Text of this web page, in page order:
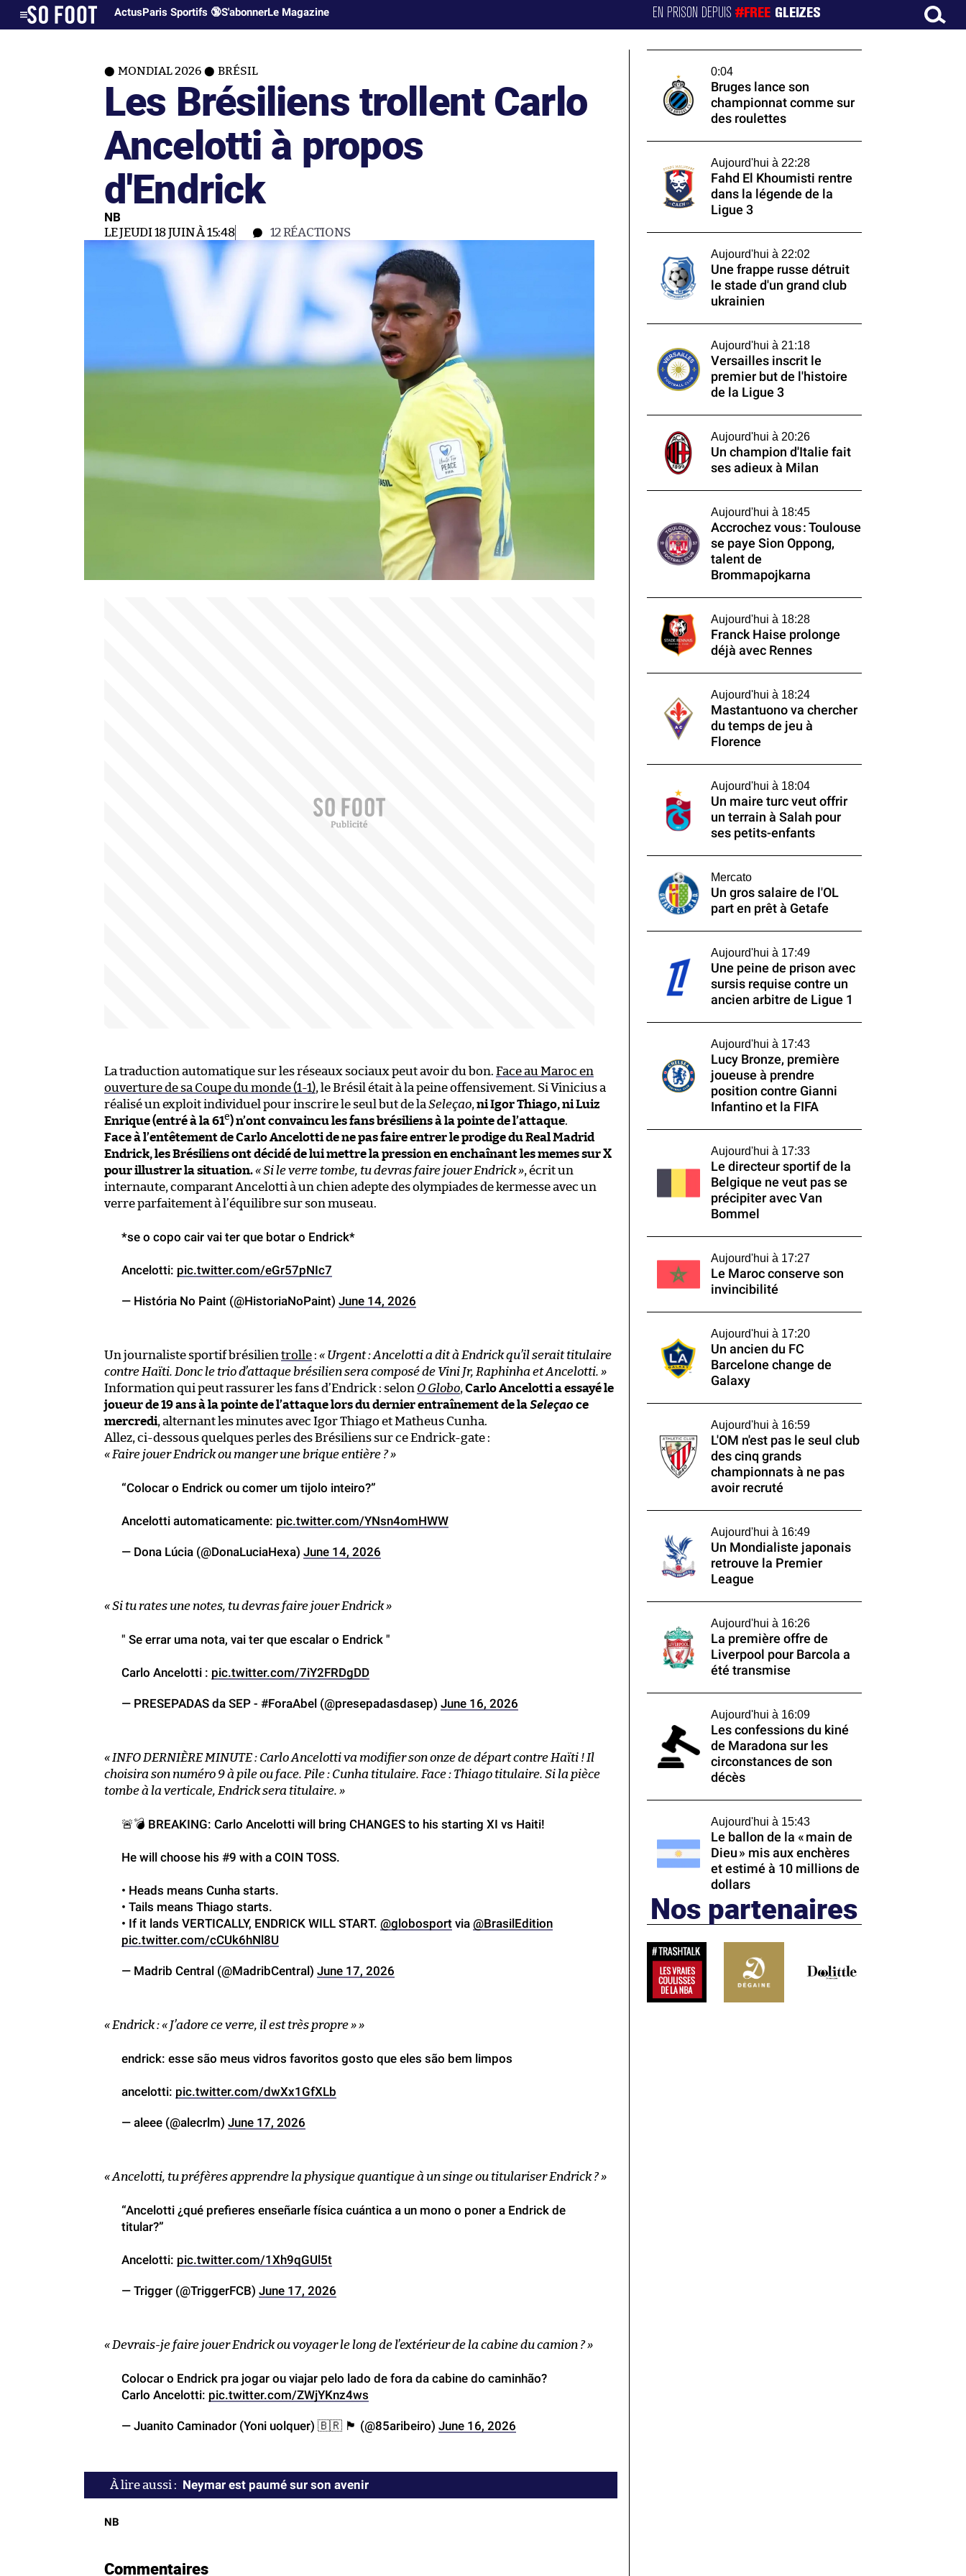
ActusParis Sportifs 🔞S'abonnerLe Magazine EN PRISON DEPUIS#FREE GLEIZES
MONDIAL 2026 BRÉSIL
Les Brésiliens trollent Carlo
Ancelotti à propos
d'Endrick
NB
LE JEUDI 18 JUIN À 15:48 12RÉACTIONS
La traduction automatique sur les réseaux sociaux peut avoir du bon. Face au Maroc en
ouverture de sa Coupe du monde (1-1), le Brésil était à la peine offensivement. Si Vinicius a
réalisé un exploit individuel pour inscrire le seul but de la Seleçao, ni Igor Thiago, ni Luiz
Enrique (entré à la 61e) n’ont convaincu les fans brésiliens à la pointe de l’attaque.
Face à l’entêtement de Carlo Ancelotti de ne pas faire entrer le prodige du Real Madrid
Endrick, les Brésiliens ont décidé de lui mettre la pression en enchaînant les memes sur X
pour illustrer la situation.« Si le verre tombe, tu devras faire jouer Endrick », écrit un
internaute, comparant Ancelotti à un chien adepte des olympiades de kermesse avec un
verre parfaitement à l’équilibre sur son museau.
*se o copo cair vai ter que botar o Endrick*
Ancelotti: pic.twitter.com/eGr57pNIc7
— História No Paint (@HistoriaNoPaint) June 14, 2026
Un journaliste sportif brésilien trolle : « Urgent : Ancelotti a dit à Endrick qu’il serait titulaire
contre Haïti. Donc le trio d’attaque brésilien sera composé de Vini Jr, Raphinha et Ancelotti. »
Information qui peut rassurer les fans d’Endrick : selon O Globo, Carlo Ancelotti a essayé le
joueur de 19 ans à la pointe de l’attaque lors du dernier entraînement de laSeleçao ce
mercredi, alternant les minutes avec Igor Thiago et Matheus Cunha.
Allez, ci-dessous quelques perles des Brésiliens sur ce Endrick-gate :
« Faire jouer Endrick ou manger une brique entière ? »
“Colocar o Endrick ou comer um tijolo inteiro?”
Ancelotti automaticamente: pic.twitter.com/YNsn4omHWW
— Dona Lúcia (@DonaLuciaHexa) June 14, 2026
« Si tu rates une notes, tu devras faire jouer Endrick »
" Se errar uma nota, vai ter que escalar o Endrick "
Carlo Ancelotti : pic.twitter.com/7iY2FRDgDD
— PRESEPADAS da SEP - #ForaAbel (@presepadasdasep) June 16, 2026
« INFO DERNIÈRE MINUTE : Carlo Ancelotti va modifier son onze de départ contre Haïti ! Il
choisira son numéro 9 à pile ou face. Pile : Cunha titulaire. Face : Thiago titulaire. Si la pièce
tombe à la verticale, Endrick sera titulaire. »
🚨💣 BREAKING: Carlo Ancelotti will bring CHANGES to his starting XI vs Haiti!
He will choose his #9 with a COIN TOSS.
• Heads means Cunha starts.
• Tails means Thiago starts.
• If it lands VERTICALLY, ENDRICK WILL START. @globosport via @BrasilEdition
pic.twitter.com/cCUk6hNl8U
— Madrib Central (@MadribCentral) June 17, 2026
« Endrick : « J’adore ce verre, il est très propre » »
endrick: esse são meus vidros favoritos gosto que eles são bem limpos
ancelotti: pic.twitter.com/dwXx1GfXLb
— aleee (@alecrlm) June 17, 2026
« Ancelotti, tu préfères apprendre la physique quantique à un singe ou titulariser Endrick ? »
“Ancelotti ¿qué prefieres enseñarle física cuántica a un mono o poner a Endrick de
titular?”
Ancelotti: pic.twitter.com/1Xh9qGUl5t
— Trigger (@TriggerFCB) June 17, 2026
« Devrais-je faire jouer Endrick ou voyager le long de l’extérieur de la cabine du camion ? »
Colocar o Endrick pra jogar ou viajar pelo lado de fora da cabine do caminhão?
Carlo Ancelotti: pic.twitter.com/ZWjYKnz4ws
— Juanito Caminador (Yoni uolquer) 🇧🇷 🏴 (@85aribeiro) June 16, 2026
Neymar est paumé sur son avenir
NB
Commentaires
0:04
Bruges lance son
championnat comme sur
des roulettes
Aujourd'hui à 22:28
Fahd El Khoumisti rentre
dans la légende de la
Ligue 3
Aujourd'hui à 22:02
Une frappe russe détruit
le stade d'un grand club
ukrainien
Aujourd'hui à 21:18
Versailles inscrit le
premier but de l'histoire
de la Ligue 3
Aujourd'hui à 20:26
Un champion d'Italie fait
ses adieux à Milan
Aujourd'hui à 18:45
Accrochez vous : Toulouse
se paye Sion Oppong,
talent de
Brommapojkarna
Aujourd'hui à 18:28
Franck Haise prolonge
déjà avec Rennes
Aujourd'hui à 18:24
Mastantuono va chercher
du temps de jeu à
Florence
Aujourd'hui à 18:04
Un maire turc veut offrir
un terrain à Salah pour
ses petits-enfants
Mercato
Un gros salaire de l'OL
part en prêt à Getafe
Aujourd'hui à 17:49
Une peine de prison avec
sursis requise contre un
ancien arbitre de Ligue 1
Aujourd'hui à 17:43
Lucy Bronze, première
joueuse à prendre
position contre Gianni
Infantino et la FIFA
Aujourd'hui à 17:33
Le directeur sportif de la
Belgique ne veut pas se
précipiter avec Van
Bommel
Aujourd'hui à 17:27
Le Maroc conserve son
invincibilité
Aujourd'hui à 17:20
Un ancien du FC
Barcelone change de
Galaxy
Aujourd'hui à 16:59
L'OM n'est pas le seul club
des cinq grands
championnats à ne pas
avoir recruté
Aujourd'hui à 16:49
Un Mondialiste japonais
retrouve la Premier
League
Aujourd'hui à 16:26
La première offre de
Liverpool pour Barcola a
été transmise
Aujourd'hui à 16:09
Les confessions du kiné
de Maradona sur les
circonstances de son
décès
Aujourd'hui à 15:43
Le ballon de la « main de
Dieu » mis aux enchères
et estimé à 10 millions de
dollars
Nos partenaires